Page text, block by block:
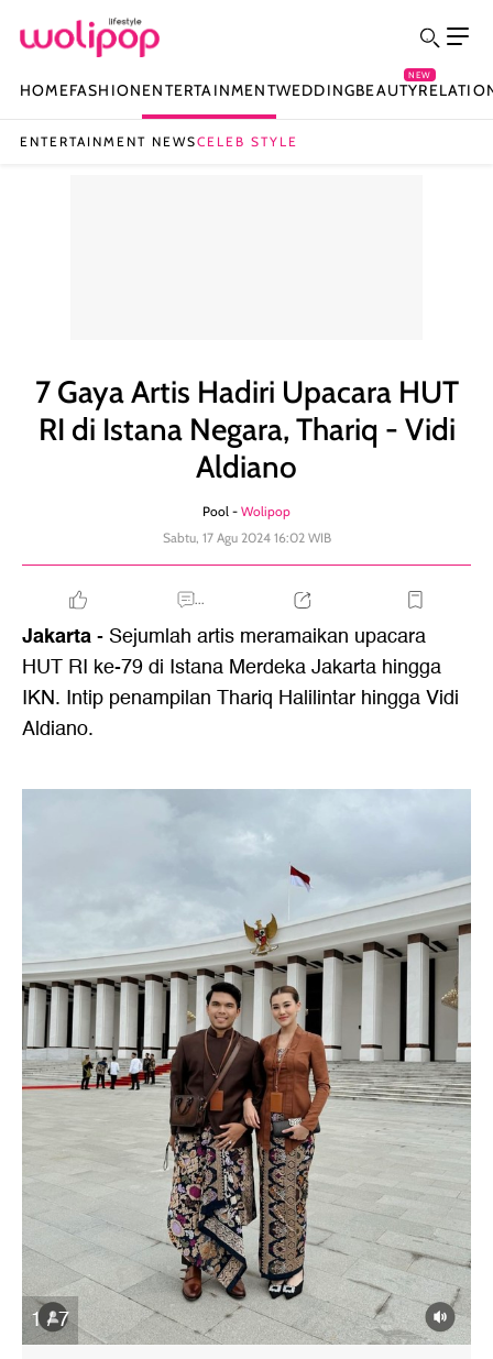
HOMEFASHIONENTERTAINMENTWEDDINGBEAUTY
NEW
ENTERTAINMENT NEWSCELEB STYLE
7 Gaya Artis Hadiri Upacara HUT
RI di Istana Negara, Thariq - Vidi
Aldiano
Pool - Wolipop
Sabtu, 17 Agu 2024 16:02 WIB
...
Jakarta- Sejumlah artis meramaikan upacara
HUT RI ke-79 di Istana Merdeka Jakarta hingga
IKN. Intip penampilan Thariq Halilintar hingga Vidi
Aldiano.
1 / 7